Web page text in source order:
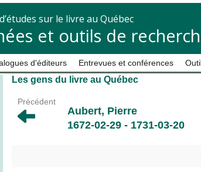
sur le livre au Québec
et outils de
d'éditeurs Entrevues et conférences
Les gens du livre au Québec
Précédent
Aubert, Pierre
1672-02-29 - 1731-03-20